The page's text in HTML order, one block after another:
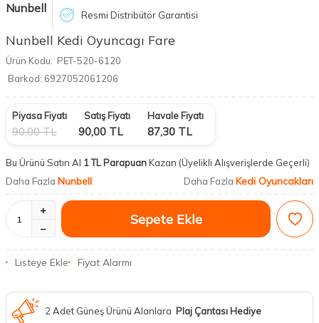
Nunbell Resmi Distribütör Garantisi
Nunbell Kedi Oyuncagı Fare
Ürün Kodu: PET-520-6120
Barkod: 6927052061206
Piyasa Fiyatı
90,00TL
Satış Fiyatı
90,00 TL
Havale Fiyatı
87,30 TL
Bu Ürünü Satın Al 1 TL ParapuanKazan (Üyelikli Alışverişlerde Geçerli)
Daha Fazla Nunbell Daha Fazla Kedi Oyuncakları
Sepete Ekle
Listeye Ekle Fiyat Alarmı
2 Adet Güneş Ürünü Alanlara Plaj Çantası Hediye